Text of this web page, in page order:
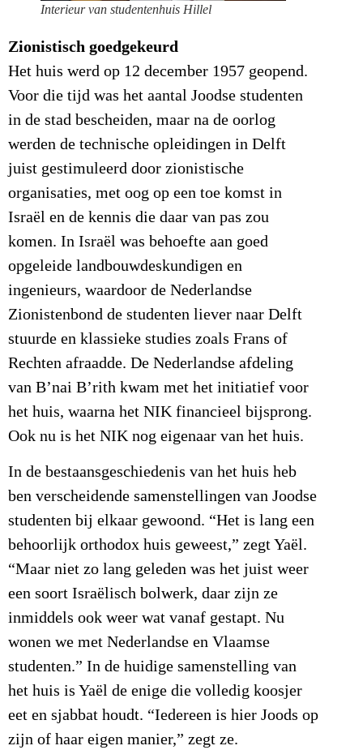
Interieur van studentenhuis Hillel
Zionistisch goedgekeurd
Het huis werd op 12 december 1957 geopend.
Voor die tijd was het aantal Joodse studenten
in de stad bescheiden, maar na de oorlog
werden de technische opleidingen in Delft
juist gestimuleerd door zionistische
organisaties, met oog op een toe komst in
Israël en de kennis die daar van pas zou
komen. In Israël was behoefte aan goed
opgeleide landbouwdeskundigen en
ingenieurs, waardoor de Nederlandse
Zionistenbond de studenten liever naar Delft
stuurde en klassieke studies zoals Frans of
Rechten afraadde. De Nederlandse afdeling
van B’nai B’rith kwam met het initiatief voor
het huis, waarna het NIK financieel bijsprong.
Ook nu is het NIK nog eigenaar van het huis.
In de bestaansgeschiedenis van het huis heb
ben verscheidende samenstellingen van Joodse
studenten bij elkaar gewoond. “Het is lang een
behoorlijk orthodox huis geweest,” zegt Yaël.
“Maar niet zo lang geleden was het juist weer
een soort Israëlisch bolwerk, daar zijn ze
inmiddels ook weer wat vanaf gestapt. Nu
wonen we met Nederlandse en Vlaamse
studenten.” In de huidige samenstelling van
het huis is Yaël de enige die volledig koosjer
eet en sjabbat houdt. “Iedereen is hier Joods op
zijn of haar eigen manier,” zegt ze.